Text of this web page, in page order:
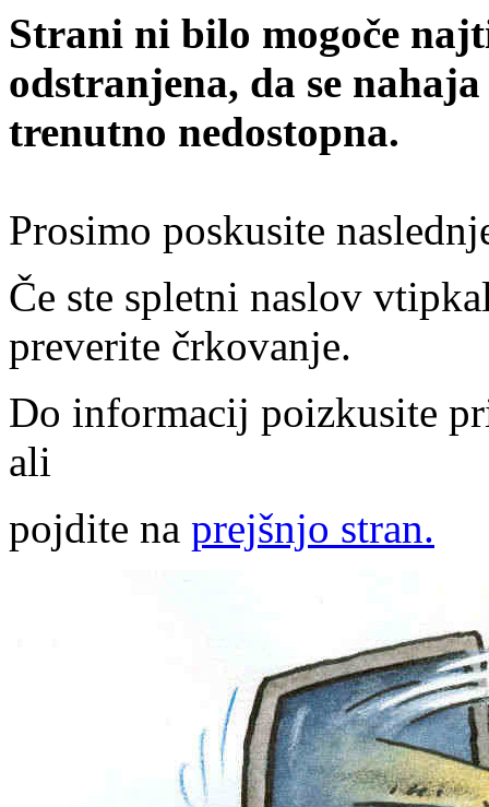
Strani ni bilo mogoče
odstranjena, da se
trenutno nedostopna.
Prosimo poskusite
Če ste spletni naslov
preverite črkovanje.
Do informacij poizkusite
ali
pojdite na prejšnjo stran.